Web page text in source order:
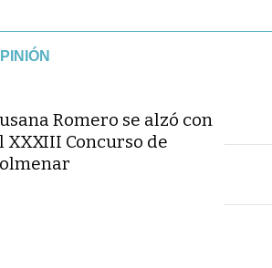
Romero se alzó con
XXXIII Concurso de